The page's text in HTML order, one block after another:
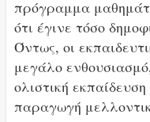
πρόγραμμα
ότι έγινε τόσο
Όντως, οι
μεγάλο
ολιστική
παραγωγή